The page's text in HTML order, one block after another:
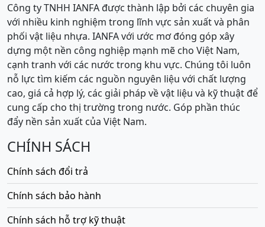
Công ty TNHH IANFA được thành lập bởi các chuyên gia
với nhiều kinh nghiệm trong lĩnh vực sản xuất và phân
phối vật liệu nhựa. IANFA với ước mơ đóng góp xây
dựng một nền công nghiệp mạnh mẽ cho Việt Nam,
cạnh tranh với các nước trong khu vực. Chúng tôi luôn
nỗ lực tìm kiếm các nguồn nguyên liệu với chất lượng
cao, giá cả hợp lý, các giải pháp về vật liệu và kỹ thuật để
cung cấp cho thị trường trong nước. Góp phần thúc
đẩy nền sản xuất của Việt Nam.
CHÍNH SÁCH
Chính sách đổi trả
Chính sách bảo hành
Chính sách hỗ trợ kỹ thuật